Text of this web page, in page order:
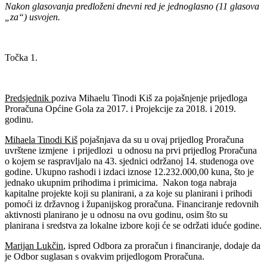
Nakon glasovanja predloženi dnevni red je jednoglasno (11 glasova
„za“) usvojen.
Točka 1.
Predsjednik poziva Mihaelu Tinodi Kiš za pojašnjenje prijedloga
Proračuna Općine Gola za 2017. i Projekcije za 2018. i 2019.
godinu.
Mihaela Tinodi Kiš pojašnjava da su u ovaj prijedlog Proračuna
uvrštene izmjene i prijedlozi u odnosu na prvi prijedlog Proračuna
o kojem se raspravljalo na 43. sjednici održanoj 14. studenoga ove
godine. Ukupno rashodi i izdaci iznose 12.232.000,00 kuna, što je
jednako ukupnim prihodima i primicima. Nakon toga nabraja
kapitalne projekte koji su planirani, a za koje su planirani i prihodi
pomoći iz državnog i županijskog proračuna. Financiranje redovnih
aktivnosti planirano je u odnosu na ovu godinu, osim što su
planirana i sredstva za lokalne izbore koji će se održati iduće godine.
Marijan Lukčin, ispred Odbora za proračun i financiranje, dodaje da
je Odbor suglasan s ovakvim prijedlogom Proračuna.